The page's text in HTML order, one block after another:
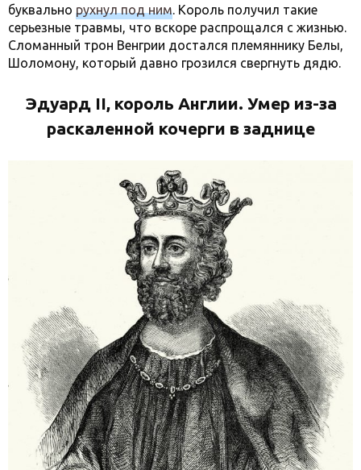
буквально рухнул под ним. Король получил такие
серьезные травмы, что вскоре распрощался с жизнью.
Сломанный трон Венгрии достался племяннику Белы,
Шоломону, который давно грозился свергнуть дядю.
Эдуард II, король Англии. Умер из-за
раскаленной кочерги в заднице